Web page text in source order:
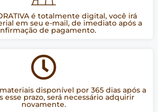
é totalmente digital, você irá
em seu e-mail, de imediato após a
de pagamento.
disponível por 365 dias após a
esse prazo, será necessário adquirir
novamente.